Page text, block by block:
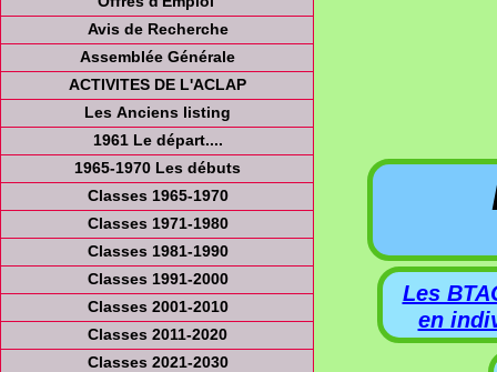
Les
en
Avis de Recherche
Assemblée Générale
ACTIVITES DE L'ACLAP
Les Anciens listing
1961 Le départ....
1965-1970 Les débuts
Classes 1965-1970
Classes 1971-1980
Classes 1981-1990
Classes 1991-2000
Classes 2001-2010
Classes 2011-2020
Classes 2021-2030